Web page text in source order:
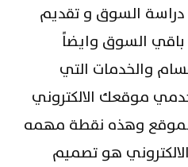
دراسة السوق و تقديم
السوق وايضاً
والخدمات التي
موقعك الالكتروني
وهذه نقطة مهمه
هو تصميم